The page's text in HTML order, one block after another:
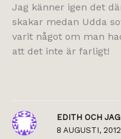
Jag känner igen det
skakar medan Udda
varit något om man
att det inte är farligt!
EDITH OCH JAG
8 AUGUSTI,